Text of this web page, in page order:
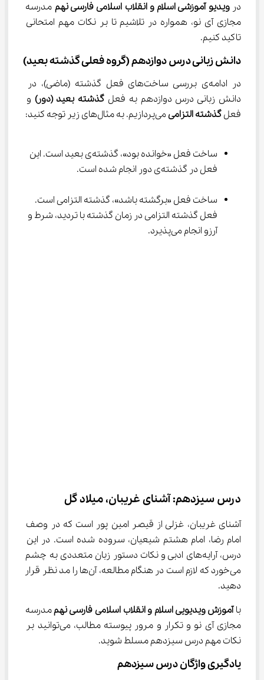
در ویدیو آموزشی اسلام و انقلاب اسلامی فارسی نهم مدرسه
مجازی آی نو، همواره در تلاشیم تا بر نکات مهم امتحانی
تاکید کنیم.
دانش زبانی درس دوازدهم (گروه فعلی گذشته بعید)
در ادامه‌ی بررسی ساخت‌های فعل گذشته (ماضی)، در
دانش زبانی درس دوازدهم به فعل گذشته بعید (دور) و
فعل گذشته التزامی می‌پردازیم. به مثال‌های زیر توجه کنید:
ساخت فعل «خوانده بود»، گذشته‌ی بعید است. این
فعل در گذشته‌ی دور انجام شده است.
ساخت فعل «برگشته باشد»، گذشته التزامی است.
فعل گذشته التزامی در زمان گذشته با تردید، شرط و
آرزو انجام می‌پذیرد.
درس سیزدهم: آشنای غریبان، میلاد گل
آشنای غریبان، غزلی از قیصر امین پور است که در وصف
امام رضا، امام هشتم شیعیان، سروده شده است. در این
درس، آرایه‌های ادبی و نکات دستور زبان متعددی به چشم
می‌خورد که لازم است در هنگام مطالعه، آن‌ها را مد نظر قرار
دهید.
با آموزش ویدیویی اسلام و انقلاب اسلامی فارسی نهم مدرسه
مجازی آی نو و تکرار و مرور پیوسته مطالب، می‌توانید بر
نکات مهم درس سیزدهم مسلط شوید.
یادگیری واژگان درس سیزدهم